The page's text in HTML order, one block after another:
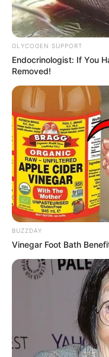
Serem! 9 Chat
Pelanggan Ini
Merinding
Bikin Ngakak, 10
Cosplay Murah
Seadanya
GLYCOGEN SUPPORT
Endocrinologist: If You
Removed!
BUZZDAY
Vinegar Foot Bath